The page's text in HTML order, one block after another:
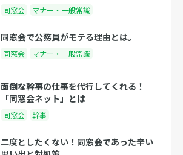
同窓会 マナー・一般常識
同窓会で公務員がモテる理由とは。
同窓会 マナー・一般常識
面倒な幹事の仕事を代行してくれる！
「同窓会ネット」とは
同窓会 幹事
二度としたくない！同窓会であった辛い